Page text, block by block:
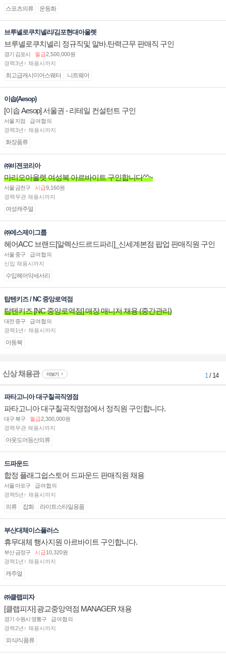
스포츠의류 운동화
브루넬로쿠치넬리/김포현대아울렛
브루넬로쿠치넬리 정규직및 알바.탄력근무 판매직 구인
경기 김포시 월급2,500,000원
경력3년↑ 채용시까지
최고급캐시미어스웨터 니트웨어
이솝(Aesop)
[이솝 Aesop] 서울권 - 리테일 컨설턴트 구인
서울 지점
급여협의
경력3년↑ 채용시까지
화장품류
㈜비젼코리아
마리오아울렛 여성복 아르바이트 구인합니다^^~
서울 금천구 시급9,160원
경력무관 채용시까지
여성캐주얼
㈜에스제이그룹
헤어ACC 브랜드[알렉산드르드파리]_신세계본점 팝업 판매직원 구인
서울 중구
급여협의
신입 채용시까지
수입헤어악세서리
탑텐키즈 / NC 중앙로역점
탑텐키즈 [NC 중앙로역점] 매장 매니저 채용 (중간관리)
대전 중구
급여협의
경력1년↑ 채용시까지
아동복
신상 채용관 더보기 1/ 14
파타고니아 대구칠곡직영점
파타고니아 대구칠곡직영점에서 정직원 구인합니다.
대구 북구 월급2,300,000원
경력무관 채용시까지
아웃도어등산의류
드파운드
합정 플래그쉽스토어 드파운드 판매직원 채용
서울 마포구
급여협의
경력5년↑ 채용시까지
의류 잡화 라이트스타일용품
부산대체이스플러스
휴무대체 행사지원 아르바이트 구인합니다.
부산 금정구 시급10,320원
경력1년↑ 채용시까지
캐주얼
㈜클랩피자
[클랩피자] 광교중앙역점 MANAGER 채용
경기 수원시 영통구
급여협의
경력2년↑ 채용시까지
외식/식품류